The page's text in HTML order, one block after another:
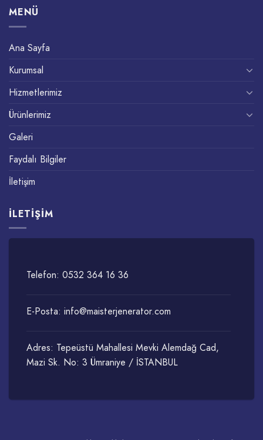
MENÜ
Ana Sayfa
Kurumsal
Hizmetlerimiz
Ürünlerimiz
Galeri
Faydalı Bilgiler
İletişim
İLETIŞIM
Telefon: 0532 364 16 36
E-Posta: info@maisterjenerator.com
Adres: Tepeüstü Mahallesi Mevki Alemdağ Cad,
Mazi Sk. No: 3 Ümraniye / İSTANBUL